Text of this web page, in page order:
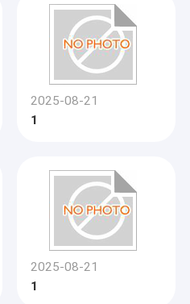
2025-08-21
1
2025-08-21
1